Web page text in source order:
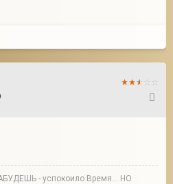
- успокоило Время… НО